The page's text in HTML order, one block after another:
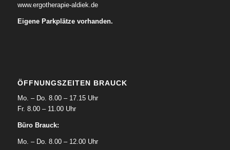
www.ergotherapie-aldiek.de
Eigene Parkplätze vorhanden.
ÖFFNUNGSZEITEN BRAUCK
Mo. – Do. 8.00 – 17.15 Uhr
Fr. 8.00 – 11.00 Uhr
Büro Brauck:
Mo. – Do. 8.00 – 12.00 Uhr